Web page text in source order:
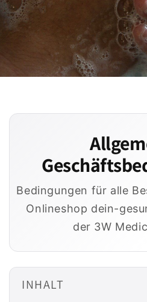
Bedingungen für alle
Onlineshop dein-
der 3W
INHALT